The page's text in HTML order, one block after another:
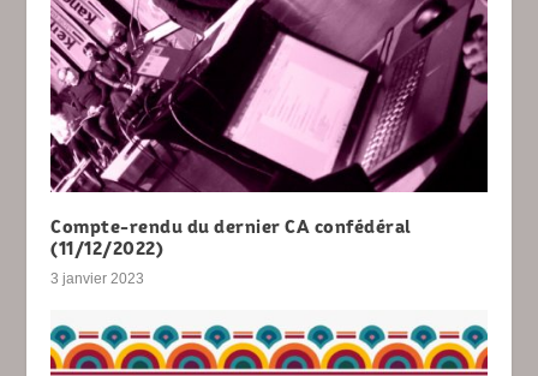
Compte-rendu du dernier CA confédéral
(11/12/2022)
3 janvier 2023